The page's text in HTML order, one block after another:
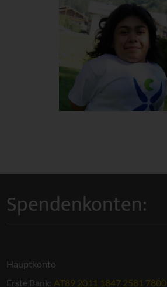
Spendenkonten:
Hauptkonto
Erste Bank: AT89 2011 1847 2581 7800